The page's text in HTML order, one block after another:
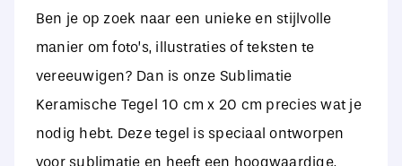
Ben je op zoek naar een unieke en stijlvolle
manier om foto’s, illustraties of teksten te
vereeuwigen? Dan is onze Sublimatie
Keramische Tegel 10 cm x 20 cm precies wat je
nodig hebt. Deze tegel is speciaal ontworpen
voor sublimatie en heeft een hoogwaardige,